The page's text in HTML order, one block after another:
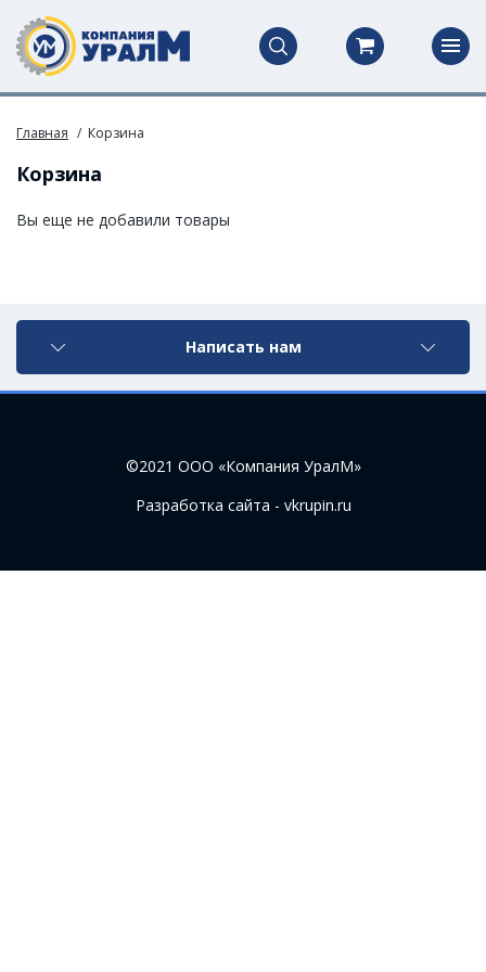
Главная Корзина
Корзина
Вы еще не добавили товары
Написать нам
©2021 ООО «Компания УралМ»
Разработка сайта - vkrupin.ru